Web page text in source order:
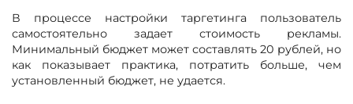
В процессе настройки таргетинга пользователь
самостоятельно задает стоимость рекламы.
Минимальный бюджет может составлять 20 рублей, но
как показывает практика, потратить больше, чем
установленный бюджет, не удается.